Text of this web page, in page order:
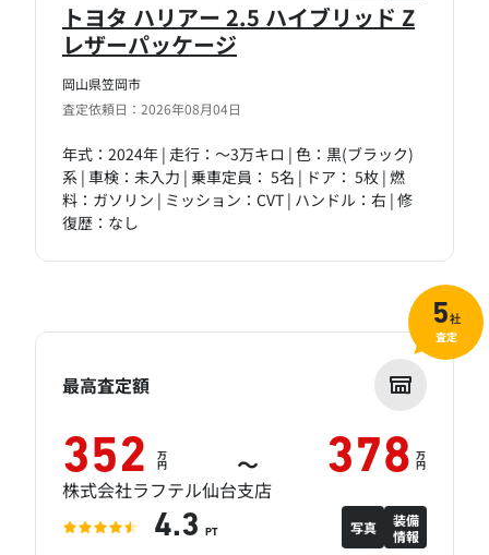
岡山県笠岡市
査定依頼日：2026年08月04日
トヨタ ハリアー 2.5 ハイブリッド Z
レザーパッケージ
年式：2024年 | 走行：～3万キロ | 色：黒(ブラック)
系 | 車検：未入力 | 乗車定員： 5名 | ドア： 5枚 | 燃
料：ガソリン | ミッション：CVT | ハンドル：右 | 修
復歴：なし
最高査定額
352 万
円 ～ 378 万
円
株式会社ラフテル仙台支店
4.3 PT 写真
装備
情報
5社
査定